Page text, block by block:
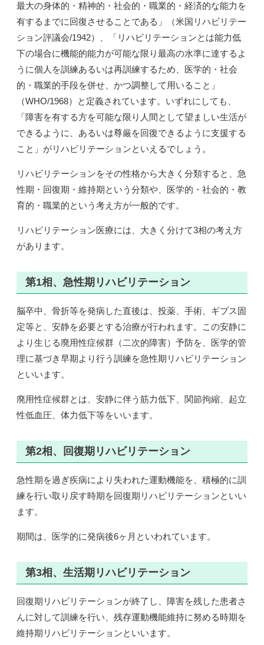
最大の身体的・精神的・社会的・職業的・経済的な能力を
有するまでに回復させることである」（米国リハビリテー
ション評議会/1942）、「リハビリテーションとは能力低
下の場合に機能的能力が可能な限り最高の水準に達するよ
うに個人を訓練あるいは再訓練するため、医学的・社会
的・職業的手段を併せ、かつ調整して用いること」
（WHO/1968）と定義されています。いずれにしても、
「障害を有する方を可能な限り人間として望ましい生活が
できるように、あるいは尊厳を回復できるように支援する
こと」がリハビリテーションといえるでしょう。
リハビリテーションをその性格から大きく分類すると、急
性期・回復期・維持期という分類や、医学的・社会的・教
育的・職業的という考え方が一般的です。
リハビリテーション医療には、大きく分けて3相の考え方
があります。
第1相、急性期リハビリテーション
脳卒中、骨折等を発病した直後は、投薬、手術、ギプス固
定等と、安静を必要とする治療が行われます。この安静に
より生じる廃用性症候群（二次的障害）予防を、医学的管
理に基づき早期より行う訓練を急性期リハビリテーション
といいます。
廃用性症候群とは、安静に伴う筋力低下、関節拘縮、起立
性低血圧、体力低下等をいいます。
第2相、回復期リハビリテーション
急性期を過ぎ疾病により失われた運動機能を、積極的に訓
練を行い取り戻す時期を回復期リハビリテーションといい
ます。
期間は、医学的に発病後6ヶ月といわれています。
第3相、生活期リハビリテーション
回復期リハビリテーションが終了し、障害を残した患者さ
んに対して訓練を行い、残存運動機能維持に努める時期を
維持期リハビリテーションといいます。